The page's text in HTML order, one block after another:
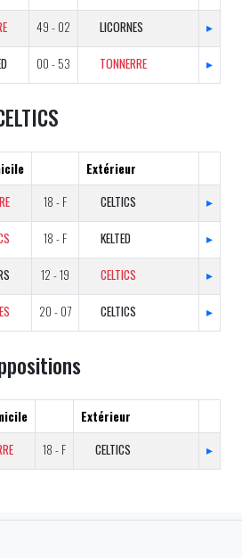
49 - 02 LICORNES ▸
00 - 53 TONNERRE ▸
Extérieur
18 - F CELTICS ▸
18 - F KELTED ▸
12 - 19 CELTICS ▸
20 - 07 CELTICS ▸
Extérieur
18 - F CELTICS ▸